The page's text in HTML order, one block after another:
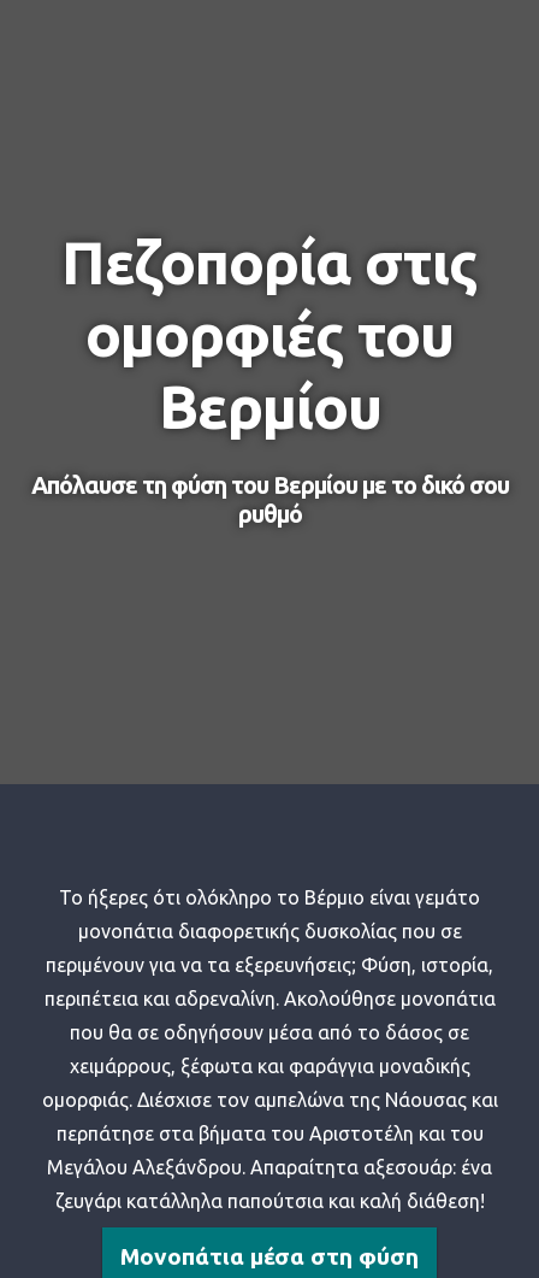
Πεζοπορία στις
ομορφιές του
Βερμίου
Απόλαυσε τη φύση του Βερμίου με το δικό σου
ρυθμό
Το ήξερες ότι ολόκληρο το Βέρμιο είναι γεμάτο
μονοπάτια διαφορετικής δυσκολίας που σε
περιμένουν για να τα εξερευνήσεις; Φύση, ιστορία,
περιπέτεια και αδρεναλίνη. Ακολούθησε μονοπάτια
που θα σε οδηγήσουν μέσα από το δάσος σε
χειμάρρους, ξέφωτα και φαράγγια μοναδικής
ομορφιάς. Διέσχισε τον αμπελώνα της Νάουσας και
περπάτησε στα βήματα του Αριστοτέλη και του
Μεγάλου Αλεξάνδρου. Απαραίτητα αξεσουάρ: ένα
ζευγάρι κατάλληλα παπούτσια και καλή διάθεση!
Μονοπάτια μέσα στη φύση